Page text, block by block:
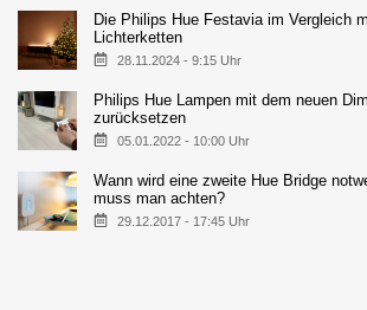
Die Philips Hue Festavia im Vergleich
Lichterketten
28.11.2024 - 9:15 Uhr
Philips Hue Lampen mit dem neuen
zurücksetzen
05.01.2022 - 10:00 Uhr
Wann wird eine zweite Hue Bridge
muss man achten?
29.12.2017 - 17:45 Uhr